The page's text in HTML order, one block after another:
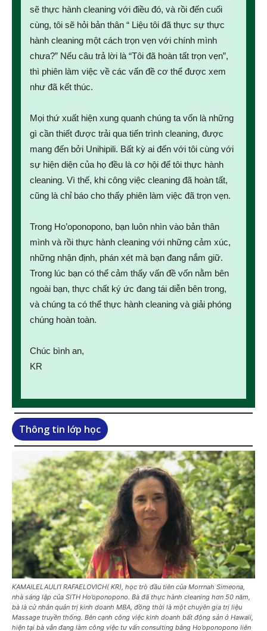
sẽ thực hành cleaning với điều đó, và rồi đến cuối
cùng, tôi sẽ hỏi bản thân “ Liệu tôi đã thực sự thực
hành cleaning một cách trọn vẹn với chính mình
chưa?” Nếu câu trả lời là “Tôi đã hoàn tất trọn vẹn”,
thì phiên làm việc về các vấn đề cơ thể được xem
như đã kết thúc.
Mọi thứ xuất hiện xung quanh chúng ta vốn là những
gì cần thiết được trải qua tiến trình cleaning, được
mang đến bởi Unihipili. Bất kỳ ai đến với tôi cùng với
sự hiện diện của họ đều là cơ hội để tôi thực hành
cleaning. Vì thế, khi công việc cleaning đã hoàn tất,
cũng là chỉ báo cho thấy phiên làm việc đã trọn vẹn.
Trong Ho’oponopono, bạn luôn nhìn vào bản thân
mình và rồi thực hành cleaning với những cảm xúc,
những nhận định, phán xét mà bạn đang nắm giữ.
Trong lúc bạn có thể cảm thấy vấn đề vốn nằm bên
ngoài bạn, thực chất ký ức đang tái diễn bên trong,
và chúng ta có thể thực hành cleaning và giải phóng
chúng hoàn toàn.
Chúc bình an,
KR
Thông tin lớp học
KAMAILELAULI’I RAFAELOVICH( KR), học trò đầu tiên của Morrnah Simeona,
nhà sáng lập của SITH Ho’oponopono. Bà đã thực hành cleaning hơn 50 năm,
bà là cử nhân quản trị kinh doanh MBA, đồng thời là một chuyên gia trị liệu
Massage truyền thống. Bên cạnh công việc kinh doanh bất động sản ở Hawaii,
hiện tại bà vẫn đang làm công việc tư vấn consulting bằng Ho’oponopono liên